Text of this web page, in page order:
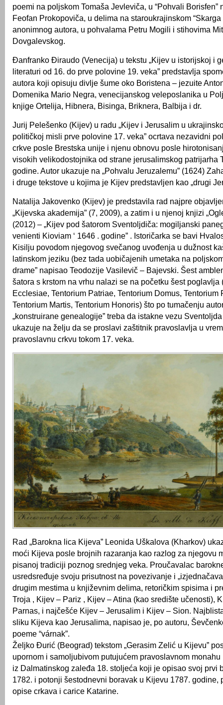
poemi na poljskom Tomaša Jevleviča, u “Pohvali Borisfen”
Feofan Prokopoviča, u delima na staroukrajinskom “Skarga
anonimnog autora, u pohvalama Petru Mogili i stihovima
Dovgalevskog.
Đanfranko Điraudo (Venecija) u tekstu „Kijev u istorijskoj i
literaturi od 16. do prve polovine 19. veka” predstavlja
autora koji opisuju divlje šume oko Boristena – jezuite
Domenika Mario Negra, venecijanskog veleposlanika u
knjige Ortelija, Hibnera, Bisinga, Briknera, Balbija i dr.
Jurij Pelešenko (Kijev) u radu „Kijev i Jerusalim u
političkoj misli prve polovine 17. veka” ocrtava nezavidni
crkve posle Brestska unije i njenu obnovu posle
visokih velikodostojnika od strane jerusalimskog patrijarha
godine. Autor ukazuje na „Pohvalu Jeruzalemu” (1624)
i druge tekstove u kojima je Kijev predstavljen kao „drugi
Natalija Jakovenko (Kijev) je predstavila rad najpre
„Kijevska akademija” (7, 2009), a zatim i u njenoj knjizi
(2012) – „Kijev pod šatorom Sventoljdiča: mogiljanski
venienti Kioviam ‘ 1646 . godine” . Istoričarka se bavi
Kisilju povodom njegovog svečanog uvođenja u dužnost
latinskom jeziku (bez tada uobičajenih umetaka na
drame” napisao Teodozije Vasilevič – Bajevski. Šest
šatora s krstom na vrhu nalazi se na početku šest poglavlja
Ecclesiae, Tentorium Patriae, Tentorium Domus, Tentorium
Tentorium Martis, Tentorium Honoris) što po tumačenju
„konstruirane genealogije” treba da istakne vezu
ukazuje na želju da se proslavi zaštitnik pravoslavlja u
pravoslavnu crkvu tokom 17. veka.
Rad „Barokna lica Kijeva” Leonida Uškalova (Kharkov)
moći Kijeva posle brojnih razaranja kao razlog za njegovu
pisanoj tradiciji poznog srednjeg veka. Proučavalac
usredsređuje svoju prisutnost na povezivanje i
drugim mestima u književnim delima, retoričkim spisima i
Troja , Kijev – Pariz , Kijev – Atina (kao središte učenosti),
Parnas, i najčešće Kijev – Jerusalim i Kijev – Sion.
sliku Kijeva kao Jerusalima, napisao je, po autoru,
poeme “várnak”.
Željko Đurić (Beograd) tekstom „Gerasim Zelić u Kijevu”
upornom i samoljubivom putujućem pravoslavnom
iz Dalmatinskog zaleđa 18. stoljeća koji je opisao svoj ​​prvi
1782. i potonji šestodnevni boravak u Kijevu 1787. godine,
opise crkava i carice Katarine.